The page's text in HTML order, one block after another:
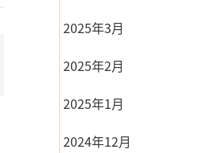
2025年3月
2025年2月
2025年1月
2024年12月